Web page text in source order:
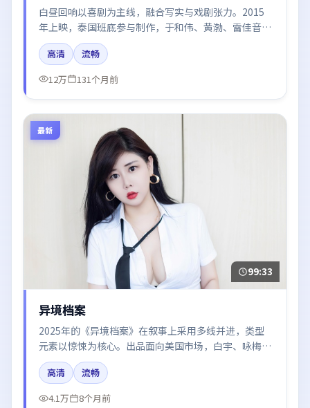
白昼回响以喜剧为主线，融合写实与戏剧张力。2015
年上映，泰国班底参与制作，于和伟、黄渤、雷佳音在
片中呈现细腻表演，影像风格统一，配乐与剪辑强化了
情绪曲线。
高清
流畅
12万
131个月前
最新
99:33
异境档案
2025年的《异境档案》在叙事上采用多线并进，类型
元素以惊悚为核心。出品面向美国市场，白宇、咏梅、
易烊千玺所饰角色推动关键反转，结尾留白引发讨论。
高清
流畅
4.1万
8个月前